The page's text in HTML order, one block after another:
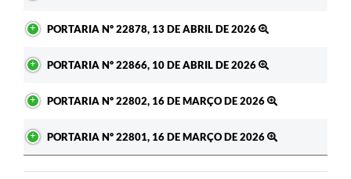
PORTARIA Nº 22878, 13 DE ABRIL DE 2026
PORTARIA Nº 22866, 10 DE ABRIL DE 2026
PORTARIA Nº 22802, 16 DE MARÇO DE 2026
PORTARIA Nº 22801, 16 DE MARÇO DE 2026